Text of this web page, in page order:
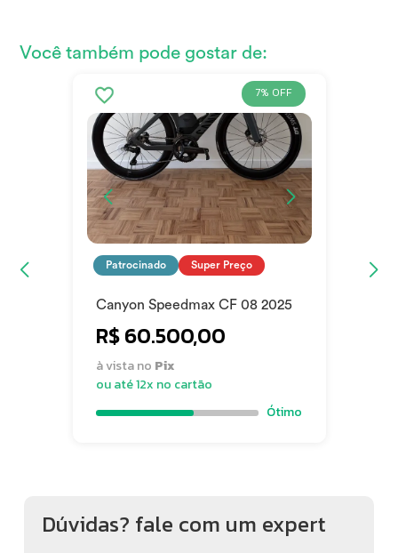
Você também pode gostar de:
7% OFF
Patrocinado Super Preço
Canyon Speedmax CF 08 2025
R$ 60.500,00
à vista no Pix
ou até 12x no cartão
Ótimo
Dúvidas? fale com um expert